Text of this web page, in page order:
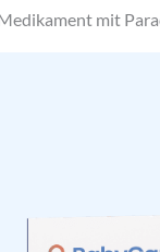
mit